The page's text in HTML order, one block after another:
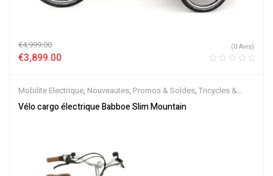
€4,999.00
€3,899.00
(0 Avis)
Mobilite Electrique, Nouveautes, Promos & Soldes, Tricycles &
Cargos,Vélo électrique ville,Velos Electriques
Vélo cargo électrique Babboe Slim Mountain